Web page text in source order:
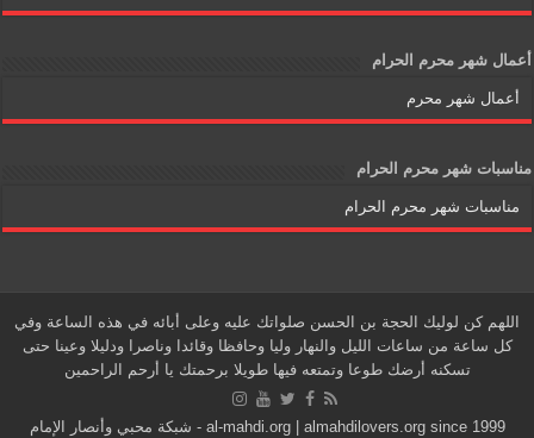
أعمال شهر محرم الحرام
أعمال شهر محرم
مناسبات شهر محرم الحرام
مناسبات شهر محرم الحرام
اللهم كن لوليك الحجة بن الحسن صلواتك عليه وعلى أبائه في هذه الساعة وفي
كل ساعة من ساعات الليل والنهار وليا وحافظا وقائدا وناصرا ودليلا وعينا حتى
تسكنه أرضك طوعا وتمتعه فيها طويلا برحمتك يا أرحم الراحمين
al-mahdi.org | almahdilovers.org since 1999 - شبكة محبي وأنصار الإمام